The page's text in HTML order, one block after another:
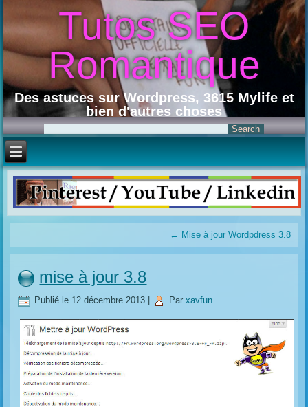
Tutos SEO
Romantique
Des astuces sur Wordpress, 3615 Mylife et
bien d'autres choses
← Mise à jour Wordpdress 3.8
mise à jour 3.8
Publié le 12 décembre 2013 Par xavfun